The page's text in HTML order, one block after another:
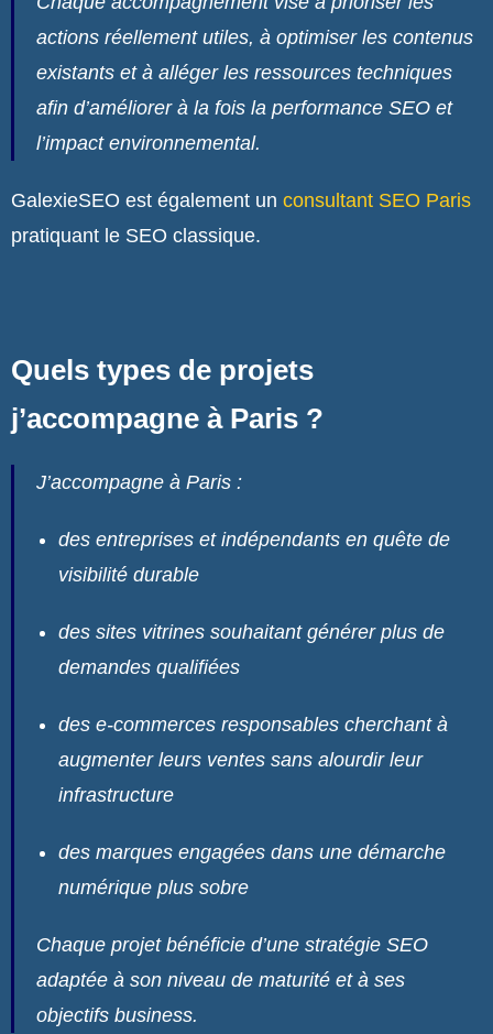
actions réellement utiles, à optimiser les contenus
existants et à alléger les ressources techniques
afin d’améliorer à la fois la performance SEO et
l’impact environnemental.
GalexieSEO est également un consultant SEO Paris
pratiquant le SEO classique.
Quels types de projets
j’accompagne à Paris ?
J’accompagne à Paris :
des entreprises et indépendants en quête de
visibilité durable
des sites vitrines souhaitant générer plus de
demandes qualifiées
des e-commerces responsables cherchant à
augmenter leurs ventes sans alourdir leur
infrastructure
des marques engagées dans une démarche
numérique plus sobre
Chaque projet bénéficie d’une stratégie SEO
adaptée à son niveau de maturité et à ses
objectifs business.